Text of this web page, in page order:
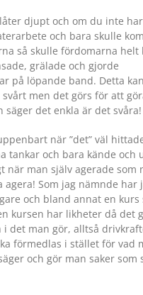
djupt och om du inte har
och bara skulle
så skulle fördomarna helt
grälade och gjorde
på löpande band. Detta
men det görs för att
säger det enkla är det svåra!
när ”det” väl
tankar och bara kände och
när man själv agerade som
agera! Som jag nämnde har
och bland annat en kurs
kursen har likheter då det
det man gör, alltså
förmedlas i stället för vad
och gör man saker som